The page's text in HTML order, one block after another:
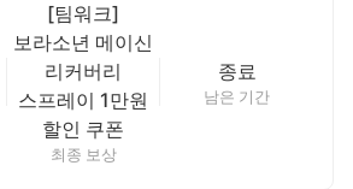
[팀워크]
보라소년 메이신
리커버리
스프레이 1만원
할인 쿠폰
최종 보상
종료
남은 기간